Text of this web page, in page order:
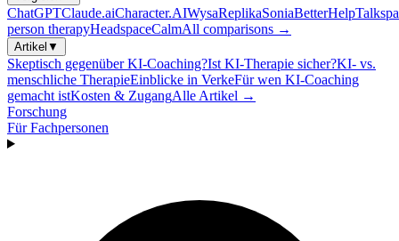
ChatGPTClaude.aiCharacter.AIWysaReplikaSoniaBetterHelp
person therapyHeadspaceCalmAll comparisons →
Artikel ▼
Skeptisch gegenüber KI-Coaching?Ist KI-Therapie sicher?KI- vs.
menschliche TherapieEinblicke in VerkeFür wen KI-Coaching
gemacht istKosten & ZugangAlle Artikel →
Forschung
Für Fachpersonen